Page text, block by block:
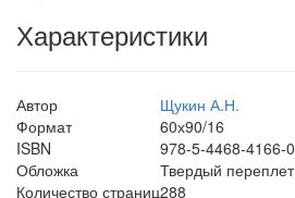
Характеристики
Автор
Щукин А.Н.
Формат
60х90/16
ISBN
978-5-4468-4166-0
Обложка
Твердый переплет
Количество страниц288